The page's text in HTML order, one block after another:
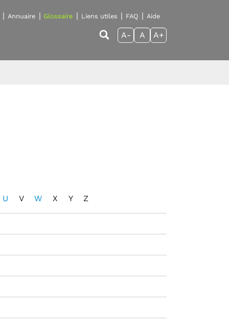
Annuaire Glossaire Liens utiles FAQ Aide
A- A A+
U V W X Y Z